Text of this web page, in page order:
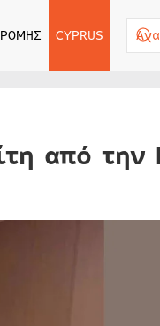
CYPRUS
από την